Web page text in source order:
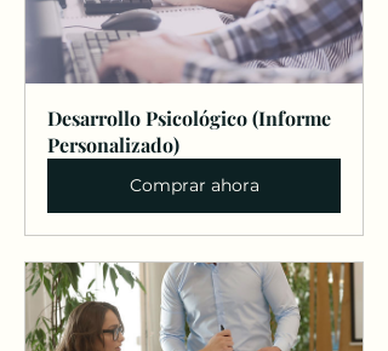
Desarrollo Psicológico (Informe
Personalizado)
Comprar ahora